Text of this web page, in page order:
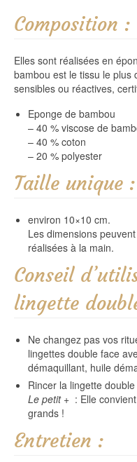
Composition :
Elles sont réalisées en
bambou est le tissu le plus
sensibles ou réactives,
Eponge de bambou
– 40 % viscose de
– 40 % coton
– 20 % polyester
Taille unique :
environ 10×10 cm.
Les dimensions
réalisées à la main.
Conseil
lingette
Ne changez pas vos
lingettes double face
démaquillant, huile
Rincer la lingette
Le petit + : Elle
grands !
Entretien :